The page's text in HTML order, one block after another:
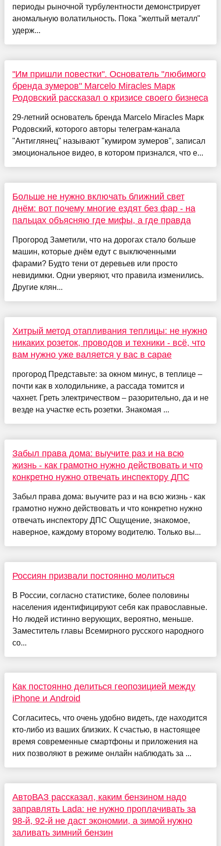
периоды рыночной турбулентности демонстрирует
аномальную волатильность. Пока "желтый металл"
удерж...
"Им пришли повестки". Основатель "любимого
бренда зумеров" Marcelo Miracles Марк
Родовский рассказал о кризисе своего бизнеса
29-летний основатель бренда Marcelo Miracles Марк
Родовский, которого авторы телеграм-канала
"Антиглянец" называют "кумиром зумеров", записал
эмоциональное видео, в котором признался, что е...
Больше не нужно включать ближний свет
днём: вот почему многие ездят без фар - на
пальцах объясняю где мифы, а где правда
Прогород Заметили, что на дорогах стало больше
машин, которые днём едут с выключенными
фарами? Будто тени от деревьев или просто
невидимки. Одни уверяют, что правила изменились.
Другие клян...
Хитрый метод отапливания теплицы: не нужно
никаких розеток, проводов и техники - всё, что
вам нужно уже валяется у вас в сарае
прогород Представьте: за окном минус, в теплице –
почти как в холодильнике, а рассада томится и
чахнет. Греть электричеством – разорительно, да и не
везде на участке есть розетки. Знакомая ...
Забыл права дома: выучите раз и на всю
жизнь - как грамотно нужно действовать и что
конкретно нужно отвечать инспектору ДПС
Забыл права дома: выучите раз и на всю жизнь - как
грамотно нужно действовать и что конкретно нужно
отвечать инспектору ДПС Ощущение, знакомое,
наверное, каждому второму водителю. Только вы...
Россиян призвали постоянно молиться
В России, согласно статистике, более половины
населения идентифицируют себя как православные.
Но людей истинно верующих, вероятно, меньше.
Заместитель главы Всемирного русского народного
со...
Как постоянно делиться геопозицией между
iPhone и Android
Согласитесь, что очень удобно видеть, где находится
кто-либо из ваших близких. К счастью, в настоящее
время современные смартфоны и приложения на
них позволяют в режиме онлайн наблюдать за ...
АвтоВАЗ рассказал, каким бензином надо
заправлять Lada: не нужно проплачивать за
98-й, 92-й не даст экономии, а зимой нужно
заливать зимний бензин